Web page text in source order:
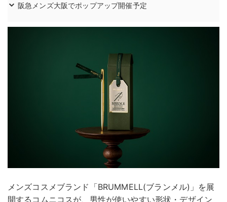
阪急メンズ大阪でポップアップ開催予定
メンズコスメブランド「BRUMMELL(ブランメル)」を展
開するコムニコスが、男性が使いやすい形状・デザイン